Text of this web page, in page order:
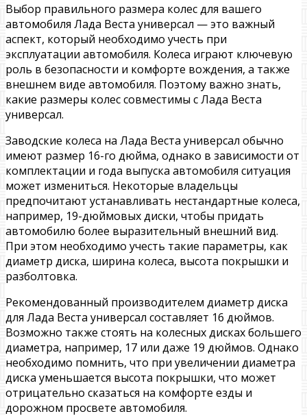
Выбор правильного размера колес для вашего
автомобиля Лада Веста универсал — это важный
аспект, который необходимо учесть при
эксплуатации автомобиля. Колеса играют ключевую
роль в безопасности и комфорте вождения, а также
внешнем виде автомобиля. Поэтому важно знать,
какие размеры колес совместимы с Лада Веста
универсал.
Заводские колеса на Лада Веста универсал обычно
имеют размер 16-го дюйма, однако в зависимости от
комплектации и года выпуска автомобиля ситуация
может измениться. Некоторые владельцы
предпочитают устанавливать нестандартные колеса,
например, 19-дюймовых диски, чтобы придать
автомобилю более выразительный внешний вид.
При этом необходимо учесть такие параметры, как
диаметр диска, ширина колеса, высота покрышки и
разболтовка.
Рекомендованный производителем диаметр диска
для Лада Веста универсал составляет 16 дюймов.
Возможно также стоять на колесных дисках большего
диаметра, например, 17 или даже 19 дюймов. Однако
необходимо помнить, что при увеличении диаметра
диска уменьшается высота покрышки, что может
отрицательно сказаться на комфорте езды и
дорожном просвете автомобиля.